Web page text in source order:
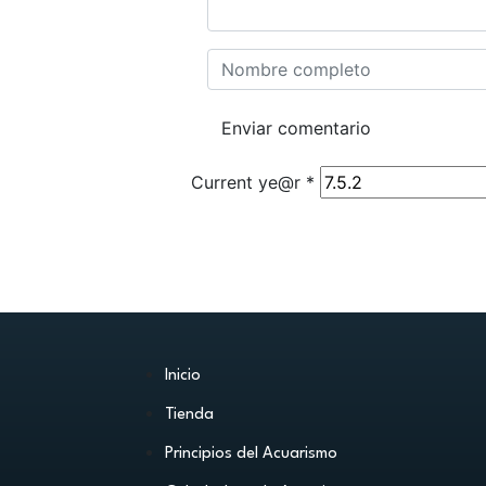
Current ye@r *
Inicio
Tienda
Principios del Acuarismo